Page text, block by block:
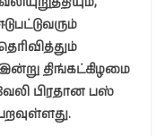
திங்கட்கிழமை
பிரதான பஸ்